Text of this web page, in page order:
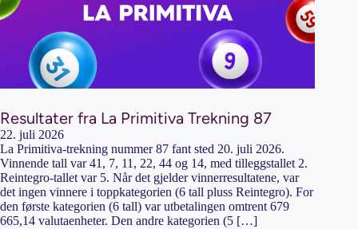
Resultater fra La Primitiva Trekning 87
22. juli 2026
La Primitiva-trekning nummer 87 fant sted 20. juli 2026.
Vinnende tall var 41, 7, 11, 22, 44 og 14, med tilleggstallet 2.
Reintegro-tallet var 5. Når det gjelder vinnerresultatene, var
det ingen vinnere i toppkategorien (6 tall pluss Reintegro). For
den første kategorien (6 tall) var utbetalingen omtrent 679
665,14 valutaenheter. Den andre kategorien (5 […]